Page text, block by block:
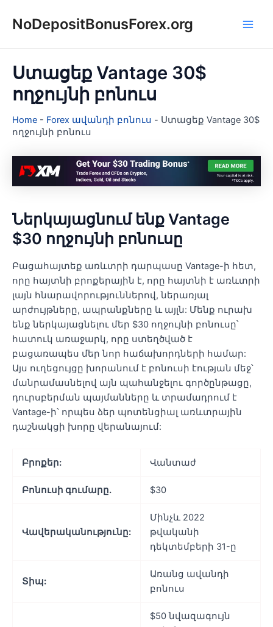
NoDepositBonusForex.org
Ստացեք Vantage 30$
ողջույնի բոնուս
Home - Forex ավանդի բոնուս - Ստացեք Vantage 30$
ողջույնի բոնուս
Ներկայացնում ենք Vantage
$30 ողջույնի բոնուսը
Բացահայտեք առևտրի դարպասը Vantage-ի հետ,
որը հայտնի բրոքերային է, որը հայտնի է առևտրի
լայն հնարավորություններով, ներառյալ
արժույթները, ապրանքները և այլն: Մենք ուրախ
ենք ներկայացնելու մեր $30 ողջույնի բոնուսը՝
հատուկ առաջարկ, որը ստեղծված է
բացառապես մեր նոր հաճախորդների համար:
Այս ուղեցույցը խորանում է բոնուսի էության մեջ՝
մանրամասնելով այն պահանջելու գործընթացը,
դուրսբերման պայմանները և տրամադրում է
Vantage-ի՝ որպես ձեր պոտենցիալ առևտրային
դաշնակցի խորը վերանայում:
Բրոքեր: Վանտաժ
Բոնուսի գումարը. $30
Վավերականությունը:
Մինչև 2022
թվականի
դեկտեմբերի 31-ը
Տիպ:
Առանց ավանդի
բոնուս
$50 նվազագույն